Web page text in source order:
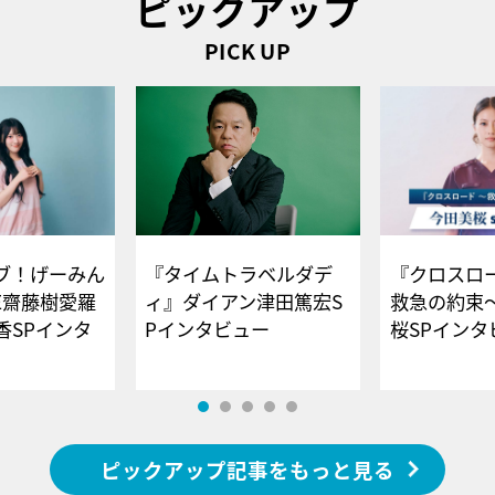
PICK UP
！げーみん
藤樹愛羅
SPインタ
『タイムトラベルダデ
ィ』ダイアン津田篤宏S
Pインタビュー
『クロス
救急の約束
桜SPイ
ピックアップ記事をもっと見る